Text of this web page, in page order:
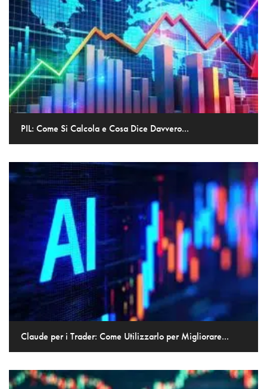
PIL: Come Si Calcola e Cosa Dice Davvero...
Claude per i Trader: Come Utilizzarlo per Migliorare...